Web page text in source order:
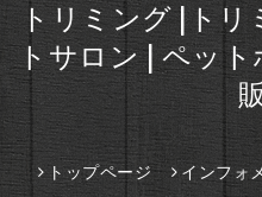
トリミング |ト
トサロン | ペッ
トップページ インフォ